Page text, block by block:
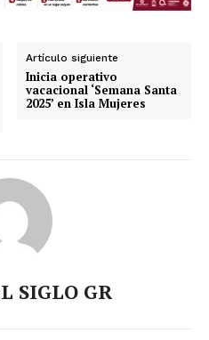
Artículo siguiente
Inicia operativo
vacacional ‘Semana Santa
2025’ en Isla Mujeres
SIGLO GR